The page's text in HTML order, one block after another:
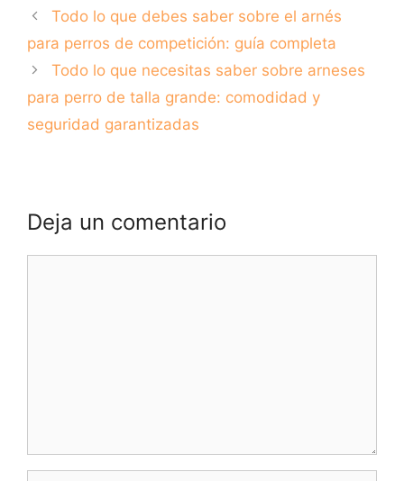
Todo lo que debes saber sobre el arnés
para perros de competición: guía completa
Todo lo que necesitas saber sobre arneses
para perro de talla grande: comodidad y
seguridad garantizadas
Deja un comentario